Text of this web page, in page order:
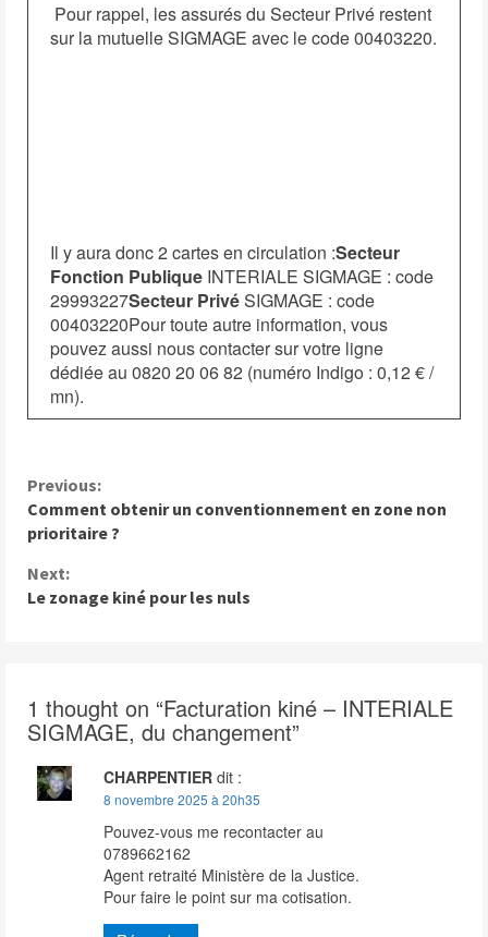
Pour rappel, les assurés du Secteur Privé restent
sur la mutuelle SIGMAGE avec le code 00403220.
Il y aura donc 2 cartes en circulation :Secteur
Fonction Publique INTERIALE SIGMAGE : code
29993227Secteur PrivéSIGMAGE : code
00403220Pour toute autre information, vous
pouvez aussi nous contacter sur votre ligne
dédiée au 0820 20 06 82 (numéro Indigo : 0,12 € /
mn).
C
o
n
t
u
e
R
e
Previous:
Comment obtenir un conventionnement en zone non
prioritaire ?
Next:
Le zonage kiné pour les nuls
1 thought on “Facturation kiné – INTERIALE
SIGMAGE, du changement”
CHARPENTIER dit :
8 novembre 2025 à 20h35
Pouvez-vous me recontacter au
0789662162
Agent retraité Ministère de la Justice.
Pour faire le point sur ma cotisation.